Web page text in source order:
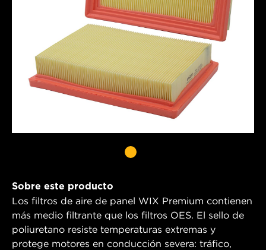
Sobre este producto
Los filtros de aire de panel WIX Premium contienen
más medio filtrante que los filtros OES. El sello de
poliuretano resiste temperaturas extremas y
protege motores en conducción severa: tráfico,